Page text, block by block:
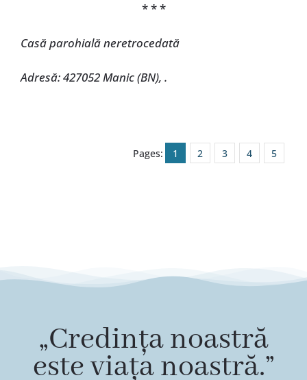
* * *
Casă parohială neretrocedată
Adresă: 427052 Manic (BN), .
Pages: 1 2 3 4 5
„Credința noastră
este viața noastră.”